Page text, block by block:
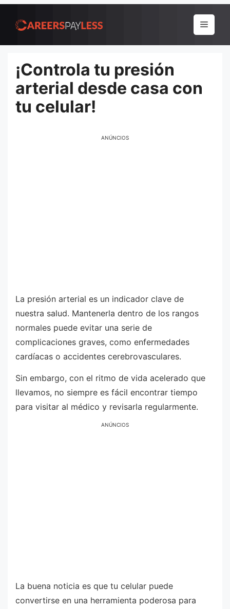
para
conteúdo
Menu
¡Controla tu presión
arterial desde casa con
tu celular!
ANÚNCIOS
La presión arterial es un indicador clave de
nuestra salud. Mantenerla dentro de los rangos
normales puede evitar una serie de
complicaciones graves, como enfermedades
cardíacas o accidentes cerebrovasculares.
Sin embargo, con el ritmo de vida acelerado que
llevamos, no siempre es fácil encontrar tiempo
para visitar al médico y revisarla regularmente.
ANÚNCIOS
La buena noticia es que tu celular puede
convertirse en una herramienta poderosa para